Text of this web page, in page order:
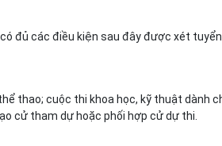
đủ các điều kiện sau đây được xét tuyển
thao; cuộc thi khoa học, kỹ thuật dành
cử tham dự hoặc phối hợp cử dự thi.